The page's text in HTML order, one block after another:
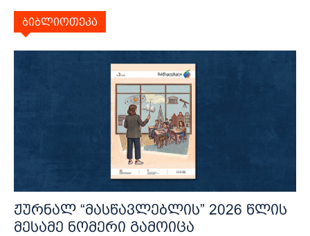
ბიბლიოთეკა
ჟურნალ “მასწავლებლის” 2026 წლის
მესამე ნომერი გამოიცა